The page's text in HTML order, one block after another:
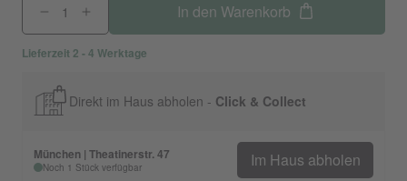
In den Warenkorb
Lieferzeit 2 - 4 Werktage
Direkt im Haus abholen - Click & Collect
München | Theatinerstr. 47
Noch 1 Stück verfügbar Im Haus abholen